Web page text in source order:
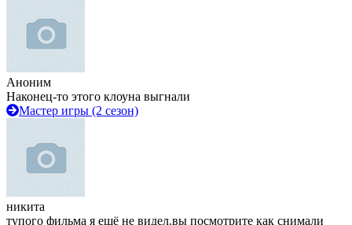
Аноним
Наконец-то этого клоуна выгнали
Мастер игры (2 сезон)
никита
тупого фильма я ещё не видел.вы посмотрите как снимали